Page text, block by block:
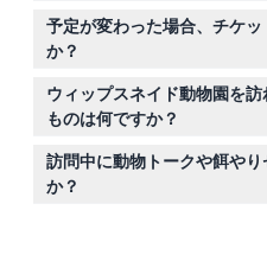
はい！ウィップスネイド動
歓迎しており、大人（16-
ア（65-99歳）向けのチケッ
予定が変わった場合、チケ
か？
ウィップスネイド動物園の
ルできませんので、オンラ
ご確認ください。
ウィップスネイド動物園を
ものは何ですか？
快適な歩きやすい靴、天候
を撮影するためのカメラ、
などをお持ちください。
訪問中に動物トークや餌や
か？